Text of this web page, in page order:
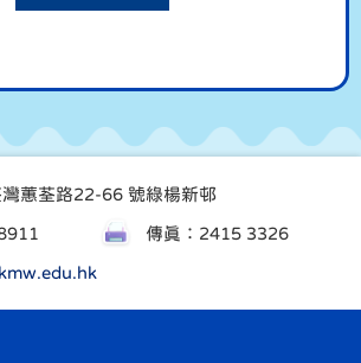
蕙荃路22-66 號綠楊新邨
傳真：2415 3326